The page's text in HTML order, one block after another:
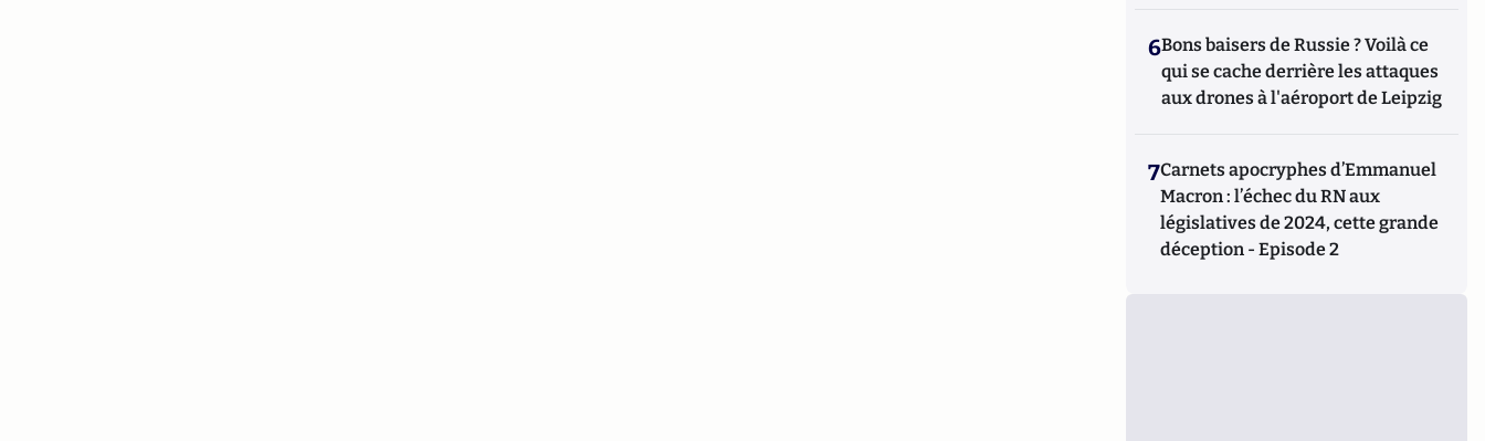
6Bons baisers de Russie ? Voilà ce
qui se cache derrière les attaques
aux drones à l'aéroport de Leipzig
7Carnets apocryphes d’Emmanuel
Macron : l’échec du RN aux
législatives de 2024, cette grande
déception - Episode 2